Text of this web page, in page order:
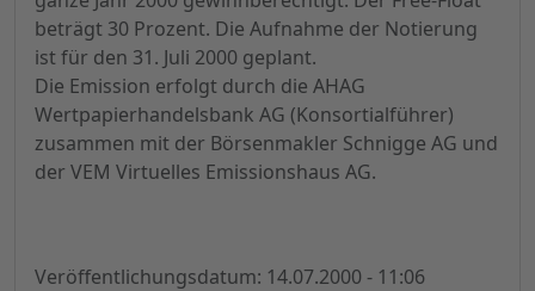
beträgt 30 Prozent. Die Aufnahme der Notierung
ist für den 31. Juli 2000 geplant.
Die Emission erfolgt durch die AHAG
Wertpapierhandelsbank AG (Konsortialführer)
zusammen mit der Börsenmakler Schnigge AG und
der VEM Virtuelles Emissionshaus AG.
Veröffentlichungsdatum: 14.07.2000 - 11:06